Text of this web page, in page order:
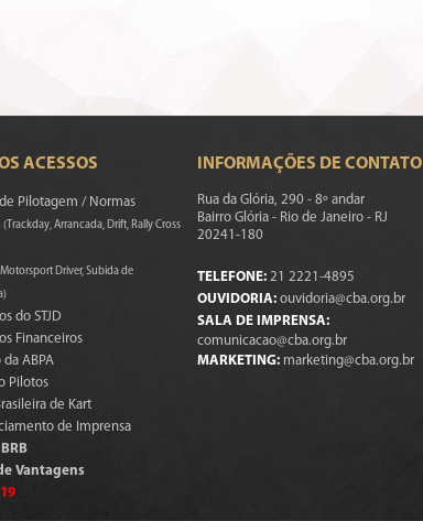
ACESSOS
de Pilotagem / Normas
(Trackday, Arrancada, Drift, Rally Cross
Driver, Subida de
do STJD
Financeiros
da ABPA
Pilotos
de Kart
de Imprensa
Vantagens
INFORMAÇÕES DE CONTATO
Rua da Glória, 290 - 8º andar
Bairro Glória - Rio de Janeiro - RJ
20241-180
TELEFONE: 21 2221-4895
OUVIDORIA: ouvidoria@cba.org.br
SALA DE IMPRENSA:
comunicacao@cba.org.br
MARKETING: marketing@cba.org.br